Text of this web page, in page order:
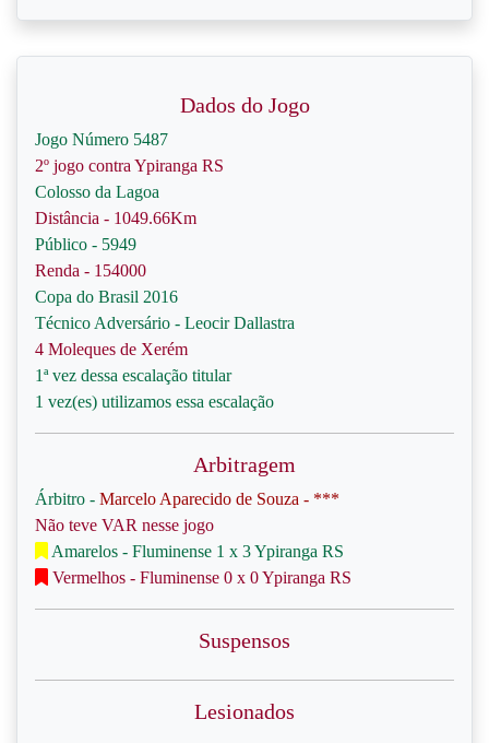
Dados do Jogo
Jogo Número 5487
2º jogo contra Ypiranga RS
Colosso da Lagoa
Distância - 1049.66Km
Público - 5949
Renda - 154000
Copa do Brasil 2016
Técnico Adversário - Leocir Dallastra
4 Moleques de Xerém
1ª vez dessa escalação titular
1 vez(es) utilizamos essa escalação
Arbitragem
Árbitro - Marcelo Aparecido de Souza - ***
Não teve VAR nesse jogo
Amarelos - Fluminense 1 x 3 Ypiranga RS
Vermelhos - Fluminense 0 x 0 Ypiranga RS
Suspensos
Lesionados